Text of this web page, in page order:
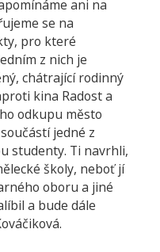
ani na
se na
pro které
z nich je
chátrající rodinný
kina Radost a
odkupu město
jedné z
studenty. Ti navrhli,
školy, neboť jí
oboru a jiné
a bude dále